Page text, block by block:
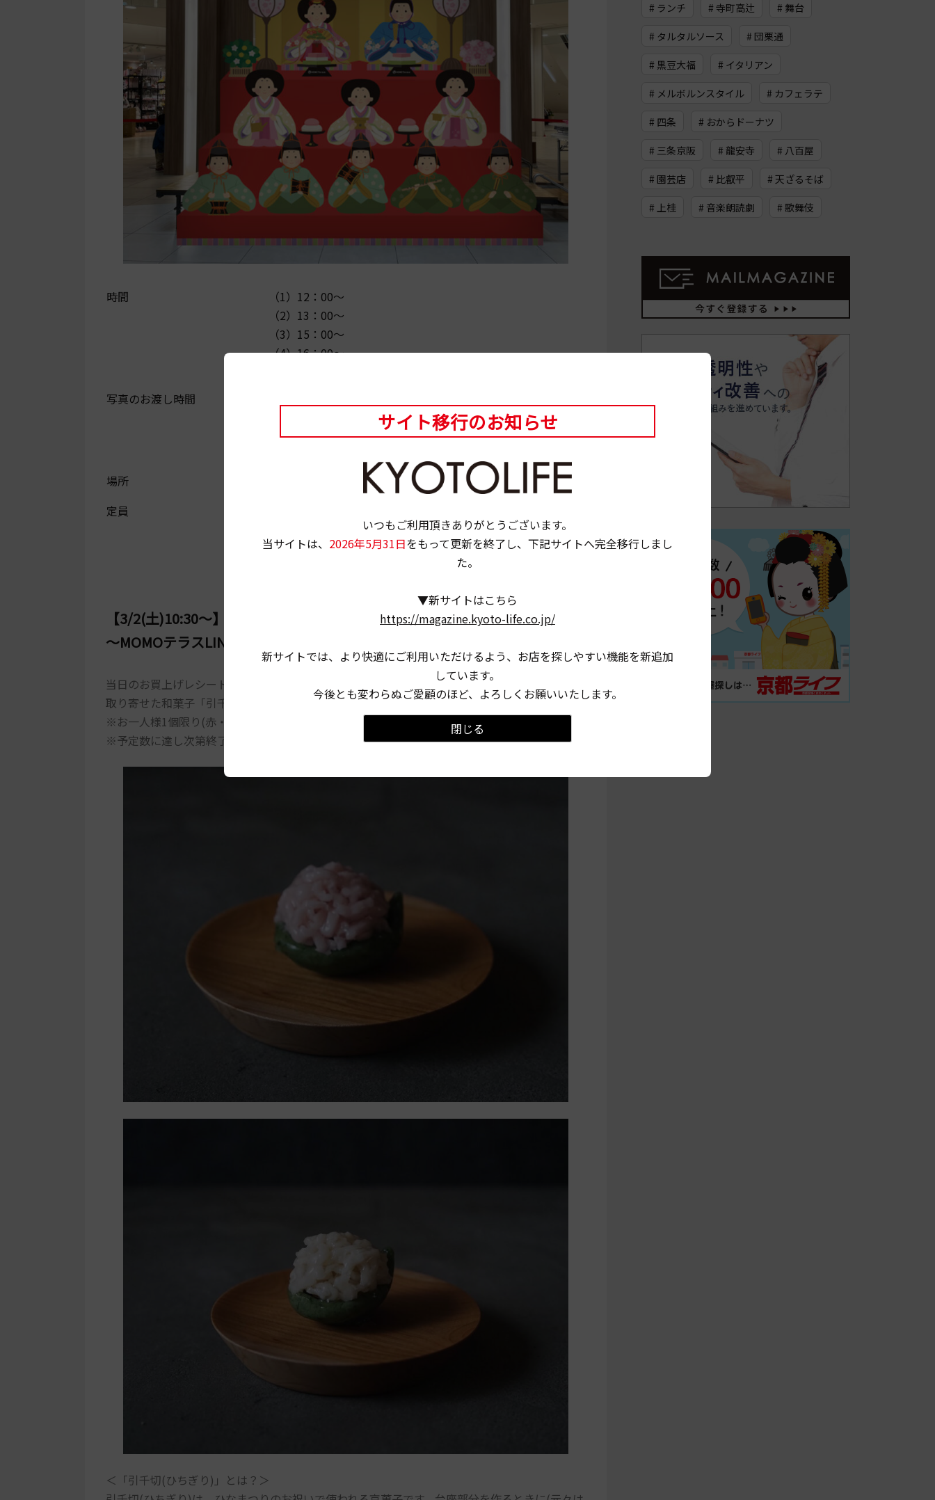
時間
（1）12：00～
（2）13：00～
（3）15：00～
（4）16：00～
写真のお渡し時間
（3）16：00～
場所
定員
※小学生以下限定。予定数に達し次第終了
【3/2(土)10:30～】和菓子「引千切(ひちぎり)」プレゼント
～MOMOテラスLINE公式アカウント友だち限定～
当日のお買上げレシート3,000円(税込・合算可)以上ご提示で、京都の御菓子司『かぎ甚』から
取り寄せた和菓子「引千切(ひちぎり)」を先着100名様へプレゼントいたします。
※お一人様1個限り(赤・白どちらか。色は選べません。)
※予定数に達し次第終了
＜「引千切(ひちぎり)」とは？＞
# ランチ # 寺町高辻 # 舞台
# タルタルソース # 団栗通
# 黒豆大福 # イタリアン
# メルボルンスタイル # カフェラテ
# 四条 # おからドーナツ
# 三条京阪 # 龍安寺 # 八百屋
# 園芸店 # 比叡平 # 天ざるそば
# 上桂 # 音楽朗読劇 # 歌舞伎
サイト移行のお知らせ
いつもご利用頂きありがとうございます。
当サイトは、 2026年5月31日をもって更新を終了し、下記サイトへ完全移行しまし
た。
▼新サイトはこちら
https://magazine.kyoto-life.co.jp/
新サイトでは、より快適にご利用いただけるよう、お店を探しやすい機能を新追加
しています。
今後とも変わらぬご愛顧のほど、よろしくお願いいたします。
閉じる